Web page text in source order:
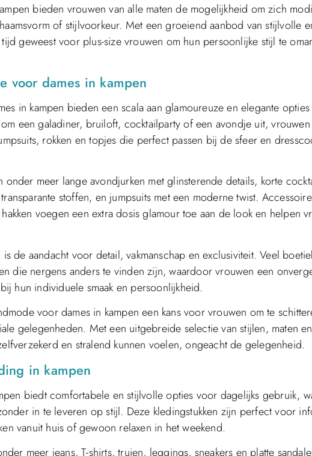
bieden vrouwen van alle maten de mogelijkheid om zich
of stijlvoorkeur. Met een groeiend aanbod van stijlvolle
geweest voor plus-size vrouwen om hun persoonlijke stijl te
voor dames in kampen
in kampen bieden een scala aan glamoureuze en elegante
een ​​galadiner, bruiloft, cocktailparty of een avondje uit, vrouwen
rokken en topjes die perfect passen bij de sfeer en
meer lange avondjurken met glinsterende details, korte
stoffen, en jumpsuits met een moderne twist.
voegen een extra dosis glamour toe aan de look en helpen
de aandacht voor detail, vakmanschap en exclusiviteit. Veel
die nergens anders te vinden zijn, waardoor vrouwen een
hun individuele smaak en persoonlijkheid.
voor dames in kampen een kans voor vrouwen om te
gelegenheden. Met een uitgebreide selectie van stijlen, maten
en stralend kunnen voelen, ongeacht de gelegenheid.
in kampen
biedt comfortabele en stijlvolle opties voor dagelijks gebruik,
in te leveren op stijl. Deze kledingstukken zijn perfect voor
vanuit huis of gewoon relaxen in het weekend.
meer jeans, T-shirts, truien, leggings, sneakers en platte